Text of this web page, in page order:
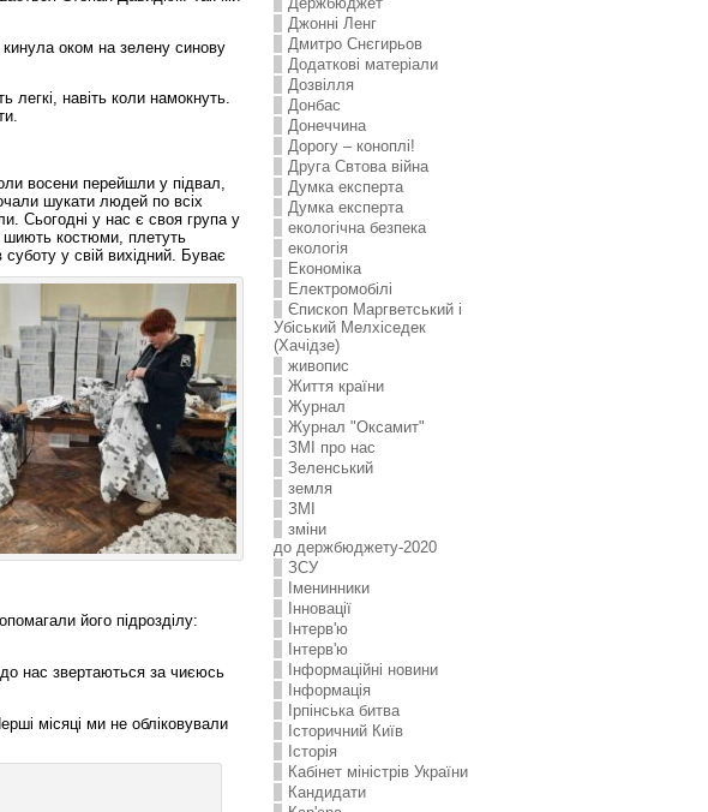
оком на зелену синову
навіть коли намокнуть.
восени перейшли у підвал,
шукати людей по всіх
Сьогодні у нас є своя група у
шиють костюми, плетуть
у свій вихідний. Буває
його підрозділу:
нас звертаються за чиєюсь
місяці ми не обліковували
Джонні Ленг
Дмитро Снєгирьов
Додаткові матеріали
Дозвілля
Донбас
Донеччина
Дорогу – коноплі!
Друга Свтова війна
Думка експерта
Думка експерта
екологічна безпека
екологія
Економіка
Електромобілі
Єпископ Маргветський і
Убіський Мелхіседек
(Хачідзе)
живопис
Життя країни
Журнал
Журнал "Оксамит"
ЗMI про нас
Зеленський
земля
ЗМІ
зміни
до держбюджету-2020
ЗСУ
Іменинники
Інновації
Інтерв'ю
Інтерв'ю
Інформаційні новини
Інформація
Ірпінська битва
Історичний Київ
Історія
Кабінет міністрів України
Кандидати